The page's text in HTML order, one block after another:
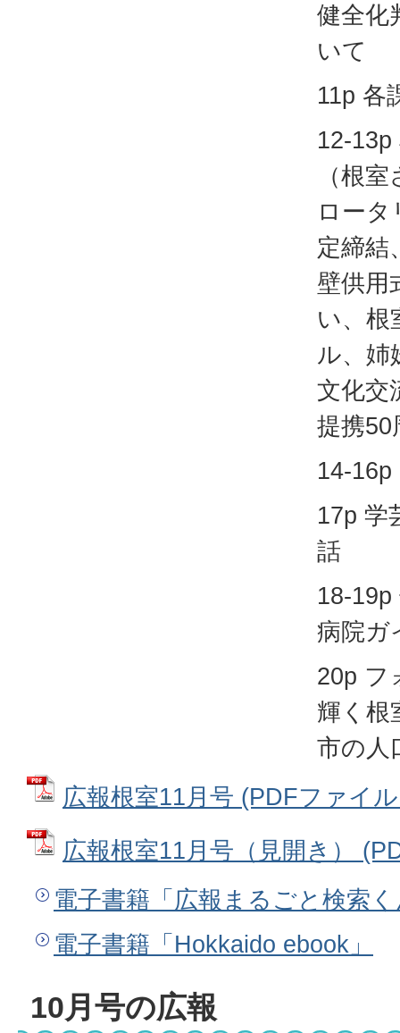
健全化
いて
11p 各
12-
（根
ロー
定締結
壁供用
い、根
ル、姉
文化交
提携50
14-
17p 学
話
18-
病院ガ
20p フ
輝く根
市の人
広報根室11月号 (PDFファイ
広報根室11月号（見開き）
電子書籍「広報まるごと検索
電子書籍「Hokkaido ebook」
10月号の広報